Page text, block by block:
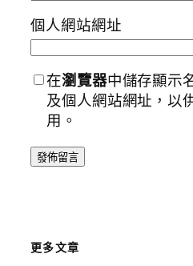
個人網站網址
在瀏覽器中儲存顯示
及個人網站網址，以
用。
更多文章